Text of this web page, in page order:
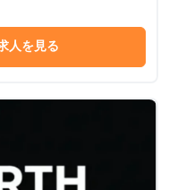
人を見る